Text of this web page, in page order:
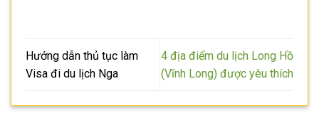
Hướng dẫn thủ tục làm
Visa đi du lịch Nga
4 địa điểm du lịch Long Hồ
(Vĩnh Long) được yêu thích